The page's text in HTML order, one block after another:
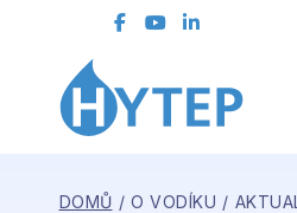
ČLENSKÁ SEKCE
DOMŮ O VODÍKU